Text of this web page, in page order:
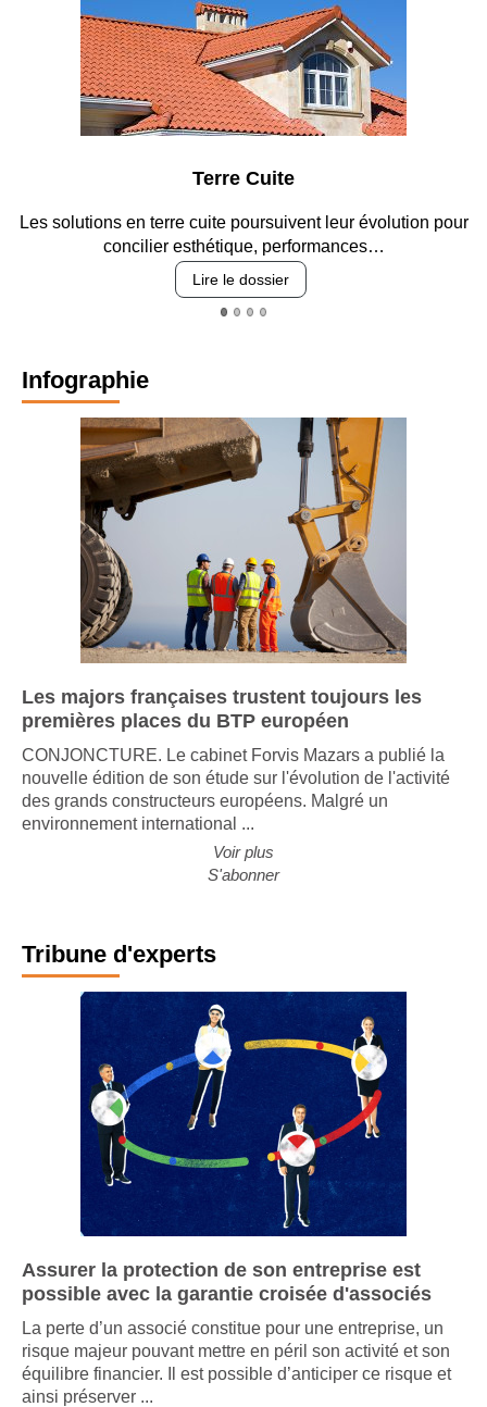
Terre Cuite
Les solutions en terre cuite poursuivent leur évolution pour
concilier esthétique, performances…
Lire le dossier
Infographie
Les majors françaises trustent toujours les
premières places du BTP européen
CONJONCTURE. Le cabinet Forvis Mazars a publié la
nouvelle édition de son étude sur l'évolution de l'activité
des grands constructeurs européens. Malgré un
environnement international ...
Voir plus
S'abonner
Tribune d'experts
Assurer la protection de son entreprise est
possible avec la garantie croisée d'associés
La perte d’un associé constitue pour une entreprise, un
risque majeur pouvant mettre en péril son activité et son
équilibre financier. Il est possible d’anticiper ce risque et
ainsi préserver ...